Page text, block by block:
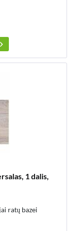
1 dalis,
ratų bazei